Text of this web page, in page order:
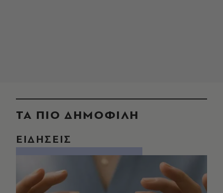
ΤΑ ΠΙΟ ΔΗΜΟΦΙΛΗ
ΕΙΔΗΣΕΙΣ